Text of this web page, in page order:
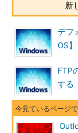
ルの一覧からパスワ
ルを選び、［設定］
（1）パスワード
選ぶ。
（2）ここをクリッ
複数のOutlook
に応じて複数の
ある。特に、「
動整理機能を利
新
デフ
OS】
FTP
する